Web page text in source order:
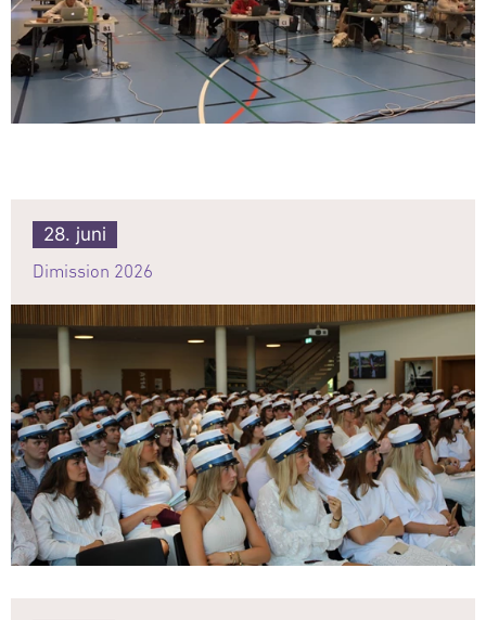
28. juni
Dimission 2026